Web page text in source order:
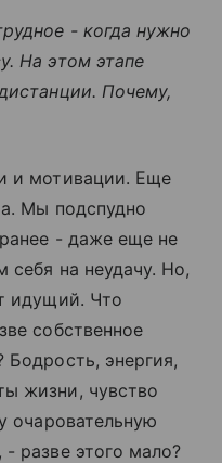
- когда нужно
На этом этапе
Почему,
и мотивации. Еще
Мы подспудно
- даже еще не
себя на неудачу. Но,
идущий. Что
собственное
Бодрость, энергия,
жизни, чувство
очаровательную
разве этого мало?